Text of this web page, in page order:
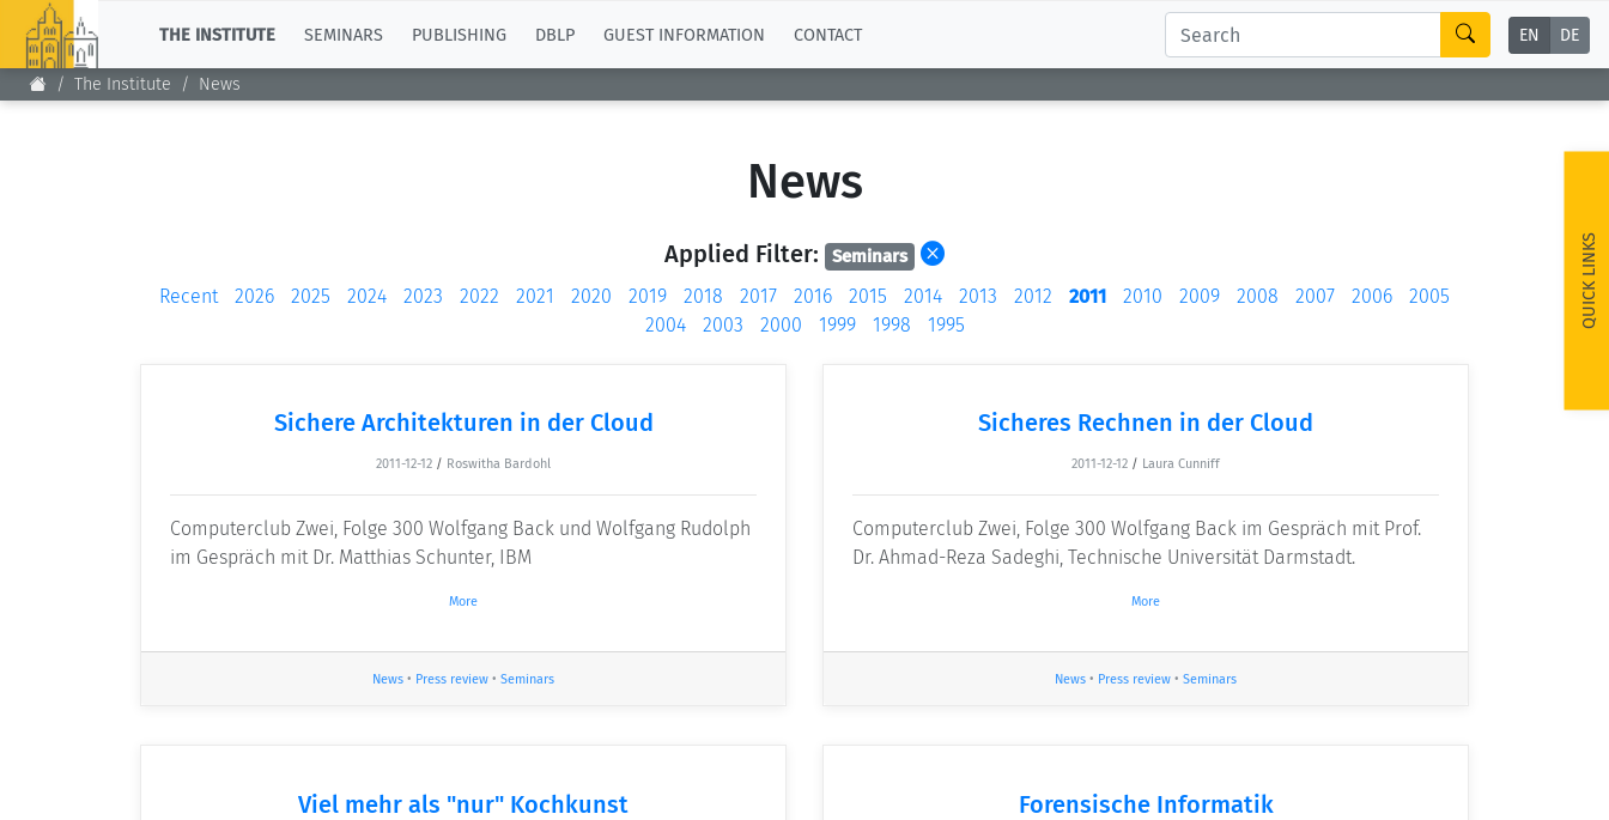
THE INSTITUTE SEMINARS PUBLISHING DBLP GUEST INFORMATION CONTACT EN DE
The Institute News
QUICK LINKS
News
Applied Filter: Seminars
Recent 2026 2025 2024 2023 2022 2021 2020 2019 2018 2017 2016 2015 2014 2013 2012 2011 2010 2009 2008 2007 2006
2005
2004
2003 2000 1999 1998 1995
Sichere Architekturen in der Cloud
2011-12-12 / Roswitha Bardohl
Computerclub Zwei, Folge 300 Wolfgang Back und Wolfgang Rudolph
im Gespräch mit Dr. Matthias Schunter, IBM
More
News • Press review • Seminars
Sicheres Rechnen in der Cloud
2011-12-12 / Laura Cunniff
Computerclub Zwei, Folge 300 Wolfgang Back im Gespräch mit Prof.
Dr. Ahmad-Reza Sadeghi, Technische Universität Darmstadt.
More
News • Press review • Seminars
Viel mehr als "nur" Kochkunst Forensische Informatik